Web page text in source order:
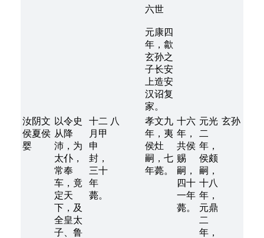
六世
元康四
年，歙
玄孙之
子长安
上造安
汉诏复
家。
汝阴文
侯夏侯
婴
以令史
从降
沛，为
太仆，
常奉
车，竟
定天
下，及
全皇太
子、鲁
十二
月甲
申
封，
三十
年
薨。
八
孝文九
年，夷
侯灶
嗣，七
年薨。
十六
年，
共侯
赐
嗣，
四十
一年
薨。
元光
二
年，
侯颇
嗣，
十八
年，
元鼎
二
年，
玄孙